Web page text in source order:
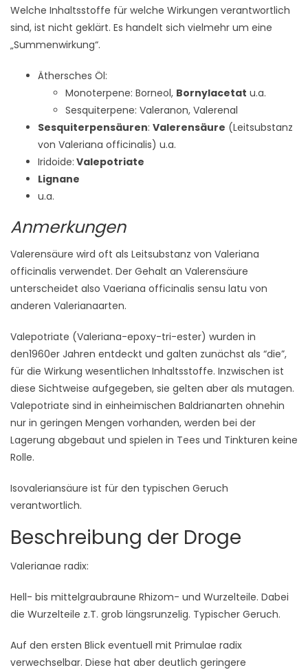
Welche Inhaltsstoffe für welche Wirkungen verantwortlich
sind, ist nicht geklärt. Es handelt sich vielmehr um eine
„Summenwirkung“.
Äthersches Öl:
Monoterpene: Borneol, Bornylacetat u.a.
Sesquiterpene: Valeranon, Valerenal
Sesquiterpensäuren: Valerensäure (Leitsubstanz
von Valeriana officinalis) u.a.
Iridoide: Valepotriate
Lignane
u.a.
Anmerkungen
Valerensäure wird oft als Leitsubstanz von Valeriana
officinalis verwendet. Der Gehalt an Valerensäure
unterscheidet also Vaeriana officinalis sensu latu von
anderen Valerianaarten.
Valepotriate (Valeriana-epoxy-tri-ester) wurden in
den1960er Jahren entdeckt und galten zunächst als “die”,
für die Wirkung wesentlichen Inhaltsstoffe. Inzwischen ist
diese Sichtweise aufgegeben, sie gelten aber als mutagen.
Valepotriate sind in einheimischen Baldrianarten ohnehin
nur in geringen Mengen vorhanden, werden bei der
Lagerung abgebaut und spielen in Tees und Tinkturen keine
Rolle.
Isovaleriansäure ist für den typischen Geruch
verantwortlich.
Beschreibung der Droge
Valerianae radix:
Hell- bis mittelgraubraune Rhizom- und Wurzelteile. Dabei
die Wurzelteile z.T. grob längsrunzelig. Typischer Geruch.
Auf den ersten Blick eventuell mit Primulae radix
verwechselbar. Diese hat aber deutlich geringere